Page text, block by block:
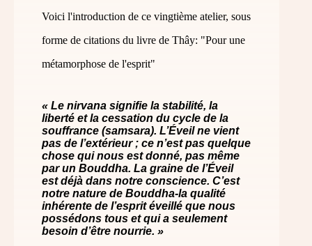
Voici l'introduction de ce vingtième atelier, sous
forme de citations du livre de Thây: "Pour une
métamorphose de l'esprit"
« Le nirvana signifie la stabilité, la
liberté et la cessation du cycle de la
souffrance (samsara). L’Éveil ne vient
pas de l’extérieur ; ce n’est pas quelque
chose qui nous est donné, pas même
par un Bouddha. La graine de l’Éveil
est déjà dans notre conscience. C’est
notre nature de Bouddha-la qualité
inhérente de l’esprit éveillé que nous
possédons tous et qui a seulement
besoin d’être nourrie. »